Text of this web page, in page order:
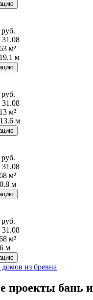
31.08
м²
м
31.08
м²
м
31.08
м²
м
31.08
м²
м
из бревна
проекты бань